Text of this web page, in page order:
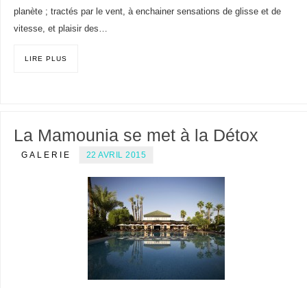
planète ; tractés par le vent, à enchainer sensations de glisse et de
vitesse, et plaisir des…
LIRE PLUS
La Mamounia se met à la Détox
GALERIE 22 AVRIL 2015